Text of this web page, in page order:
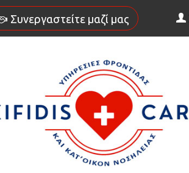
Συνεργαστείτε μαζί μας